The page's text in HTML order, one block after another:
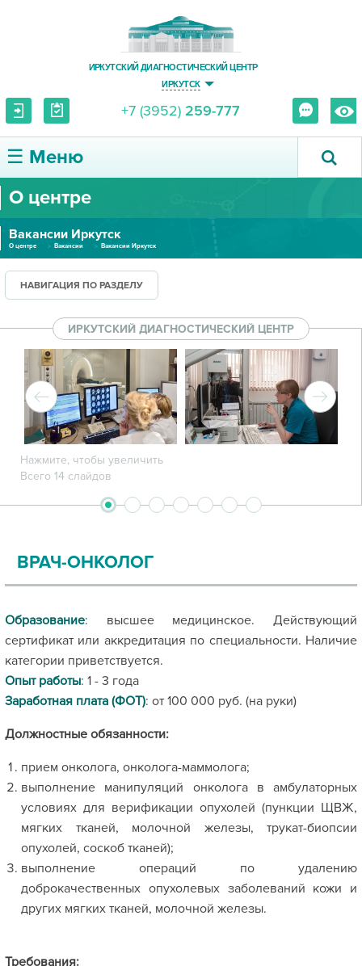
ИРКУТСКИЙ ДИАГНОСТИЧЕСКИЙ ЦЕНТР
ИРКУТСК
+7 (3952) 259-777
☰ Меню
О ЦЕНТРЕ
УСЛУГИ И ЦЕНЫ
ПАЦИЕНТУ
ПРАВОВАЯ ИНФОРМАЦИЯ
О центре
Вакансии Иркутск
О центре Вакансии Вакансии Иркутск
НАВИГАЦИЯ ПО РАЗДЕЛУ
ИРКУТСКИЙ ДИАГНОСТИЧЕСКИЙ ЦЕНТР
Нажмите, чтобы увеличить
Всего 14 слайдов
ВРАЧ-ОНКОЛОГ
Образование: высшее медицинское. Действующий
сертификат или аккредитация по специальности. Наличие
категории приветствуется.
Опыт работы: 1 - 3 года
Заработная плата (ФОТ): от 100 000 руб. (на руки)
Должностные обязанности:
прием онколога, онколога-маммолога;
выполнение манипуляций онколога в амбулаторных
условиях для верификации опухолей (пункции ЩВЖ,
мягких тканей, молочной железы, трукат-биопсии
опухолей, соскоб тканей);
выполнение операций по удалению
доброкачественных опухолевых заболеваний кожи и
других мягких тканей, молочной железы.
Требования: